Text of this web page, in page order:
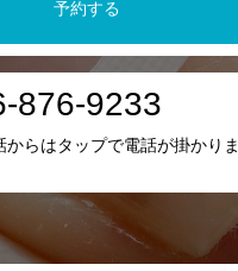
予約する
876-9233
らはタップで電話が掛かりま